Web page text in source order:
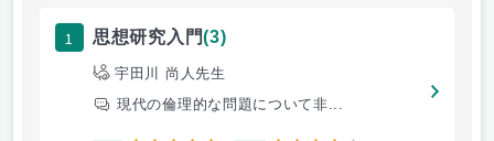
1 思想研究入門(3)
宇田川 尚人先生
現代の倫理的な問題について非...